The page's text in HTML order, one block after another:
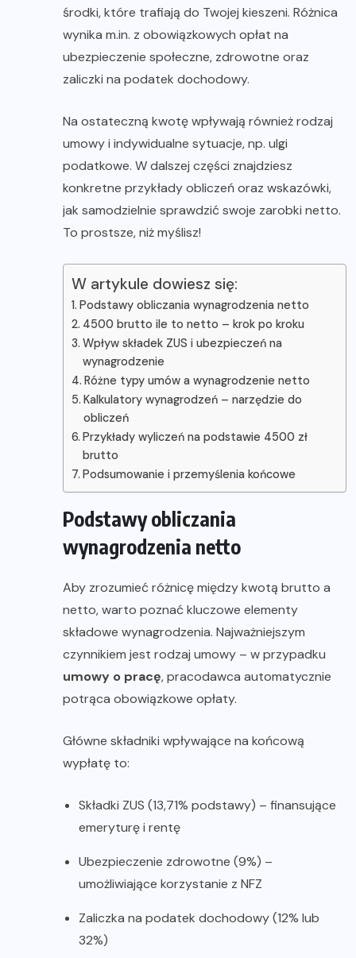
środki, które trafiają do Twojej kieszeni. Różnica
wynika m.in. z obowiązkowych opłat na
ubezpieczenie społeczne, zdrowotne oraz
zaliczki na podatek dochodowy.
Na ostateczną kwotę wpływają również rodzaj
umowy i indywidualne sytuacje, np. ulgi
podatkowe. W dalszej części znajdziesz
konkretne przykłady obliczeń oraz wskazówki,
jak samodzielnie sprawdzić swoje zarobki netto.
To prostsze, niż myślisz!
W artykule dowiesz się:
Podstawy obliczania wynagrodzenia netto
4500 brutto ile to netto – krok po kroku
Wpływ składek ZUS i ubezpieczeń na
wynagrodzenie
Różne typy umów a wynagrodzenie netto
Kalkulatory wynagrodzeń – narzędzie do
obliczeń
Przykłady wyliczeń na podstawie 4500 zł
brutto
Podsumowanie i przemyślenia końcowe
Podstawy obliczania
wynagrodzenia netto
Aby zrozumieć różnicę między kwotą brutto a
netto, warto poznać kluczowe elementy
składowe wynagrodzenia. Najważniejszym
czynnikiem jest rodzaj umowy – w przypadku
umowy o pracę, pracodawca automatycznie
potrąca obowiązkowe opłaty.
Główne składniki wpływające na końcową
wypłatę to:
Składki ZUS (13,71% podstawy) – finansujące
emeryturę i rentę
Ubezpieczenie zdrowotne (9%) –
umożliwiające korzystanie z NFZ
Zaliczka na podatek dochodowy (12% lub
32%)